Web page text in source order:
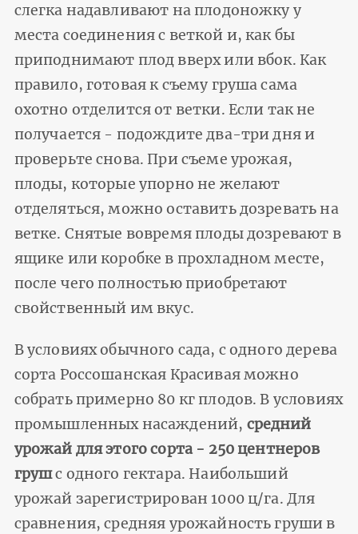
слегка надавливают на плодоножку у
места соединения с веткой и, как бы
приподнимают плод вверх или вбок. Как
правило, готовая к съему груша сама
охотно отделится от ветки. Если так не
получается - подождите два-три дня и
проверьте снова. При съеме урожая,
плоды, которые упорно не желают
отделяться, можно оставить дозревать на
ветке. Снятые вовремя плоды дозревают в
ящике или коробке в прохладном месте,
после чего полностью приобретают
свойственный им вкус.
В условиях обычного сада, с одного дерева
сорта Россошанская Красивая можно
собрать примерно 80 кг плодов. В условиях
промышленных насаждений, средний
урожай для этого сорта - 250 центнеров
грушс одного гектара. Наибольший
урожай зарегистрирован 1000 ц/га. Для
сравнения, средняя урожайность груши в